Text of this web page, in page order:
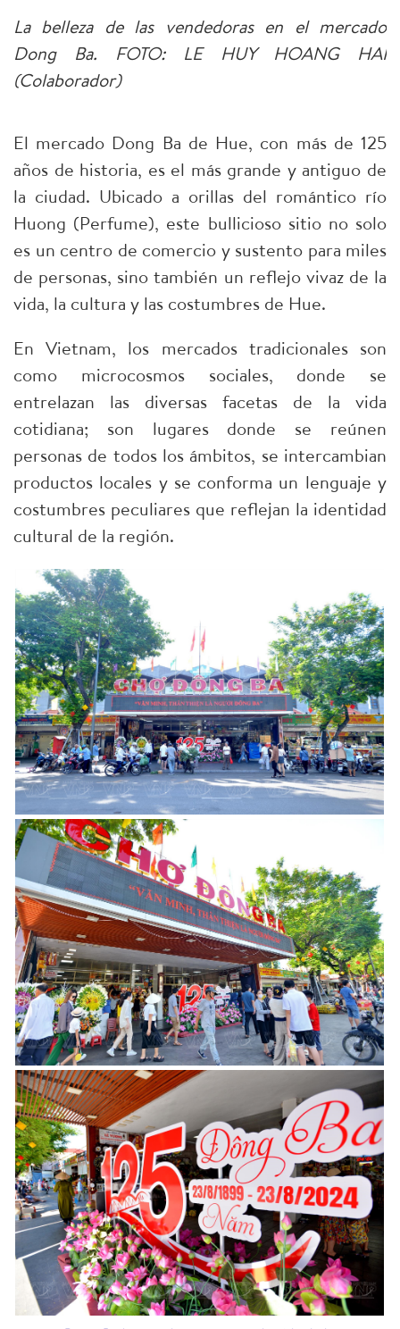
La belleza de las vendedoras en el mercado
Dong Ba. FOTO: LE HUY HOANG HAI
(Colaborador)
El mercado Dong Ba de Hue, con más de 125
años de historia, es el más grande y antiguo de
la ciudad. Ubicado a orillas del romántico río
Huong (Perfume), este bullicioso sitio no solo
es un centro de comercio y sustento para miles
de personas, sino también un reflejo vivaz de la
vida, la cultura y las costumbres de Hue.
En Vietnam, los mercados tradicionales son
como microcosmos sociales, donde se
entrelazan las diversas facetas de la vida
cotidiana; son lugares donde se reúnen
personas de todos los ámbitos, se intercambian
productos locales y se conforma un lenguaje y
costumbres peculiares que reflejan la identidad
cultural de la región.